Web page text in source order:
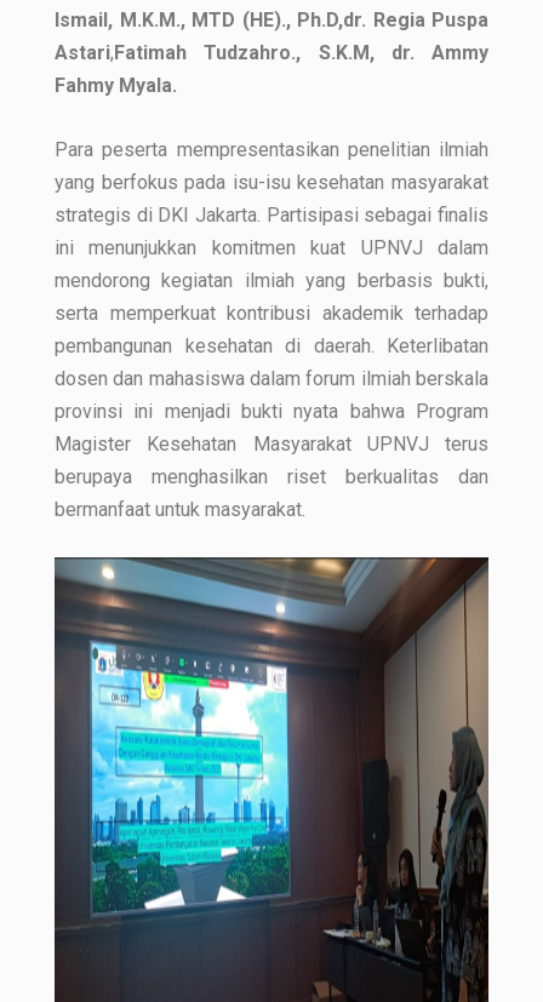
Ismail, M.K.M., MTD (HE)., Ph.D,dr. Regia Puspa
Astari,Fatimah Tudzahro., S.K.M, dr. Ammy
Fahmy Myala.
Para peserta mempresentasikan penelitian ilmiah
yang berfokus pada isu-isu kesehatan masyarakat
strategis di DKI Jakarta. Partisipasi sebagai finalis
ini menunjukkan komitmen kuat UPNVJ dalam
mendorong kegiatan ilmiah yang berbasis bukti,
serta memperkuat kontribusi akademik terhadap
pembangunan kesehatan di daerah. Keterlibatan
dosen dan mahasiswa dalam forum ilmiah berskala
provinsi ini menjadi bukti nyata bahwa Program
Magister Kesehatan Masyarakat UPNVJ terus
berupaya menghasilkan riset berkualitas dan
bermanfaat untuk masyarakat.